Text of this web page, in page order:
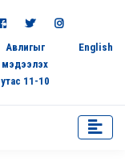
Авлигыг
мэдээлэх
утас 11-10
English